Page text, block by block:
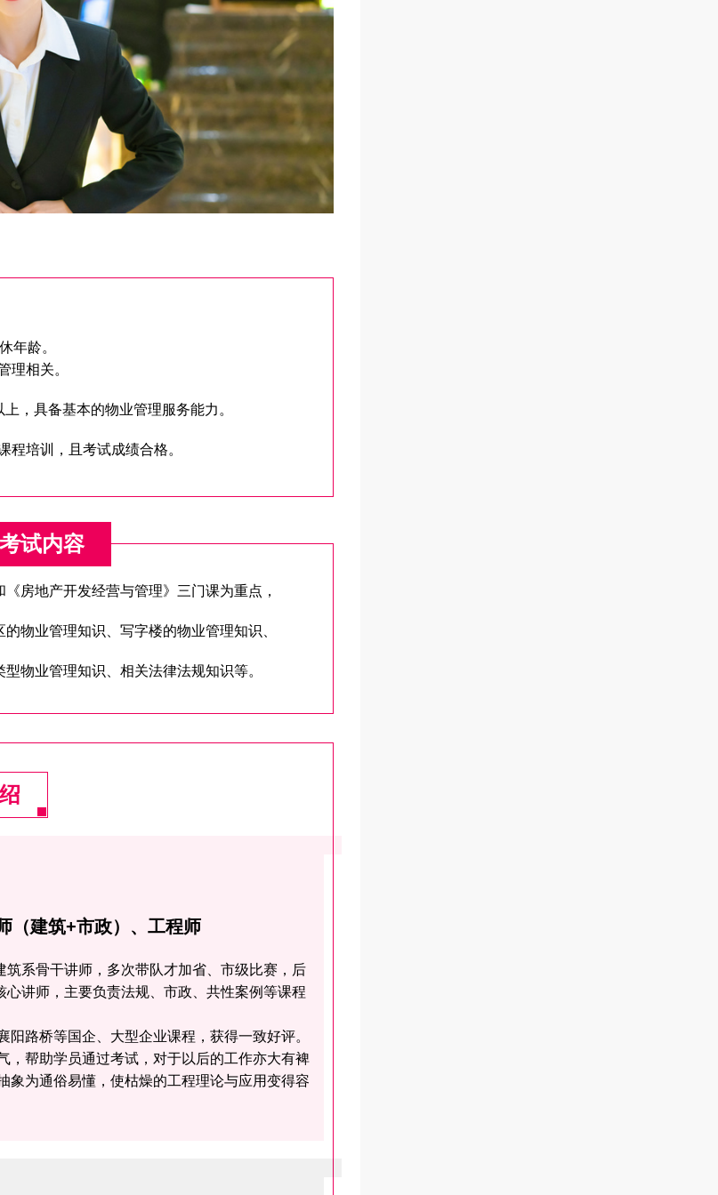
年龄。
理相关。
，具备基本的物业管理服务能力。
程培训，且考试成绩合格。
试内容
房地产开发经营与管理》三门课为重点，
物业管理知识、写字楼的物业管理知识、
物业管理知识、相关法律法规知识等。
（建筑+市政）、工程师
筑系骨干讲师，多次带队才加省、市级比赛，后
讲师，主要负责法规、市政、共性案例等课程
路桥等国企、大型企业课程，获得一致好评。
，帮助学员通过考试，对于以后的工作亦大有裨
象为通俗易懂，使枯燥的工程理论与应用变得容